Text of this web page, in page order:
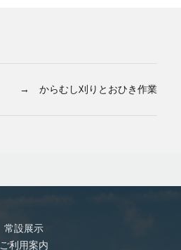
→ からむし刈りとおひき作業
常設展示
ご利用案内